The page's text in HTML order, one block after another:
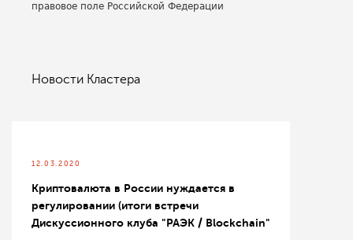
правовое поле Российской Федерации
Новости Кластера
12.03.2020
Криптовалюта в России нуждается в
регулировании (итоги встречи
Дискуссионного клуба "РАЭК / Blockchain"